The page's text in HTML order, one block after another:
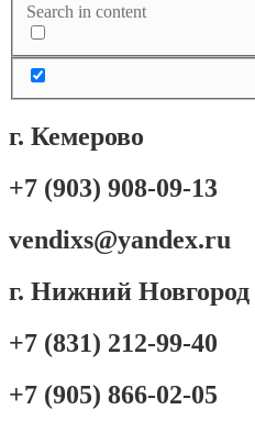
Search in content
г. Кемерово
+7 (903) 908-09-13
vendixs@yandex.ru
г. Нижний Новгород
+7 (831) 212-99-40
+7 (905) 866-02-05